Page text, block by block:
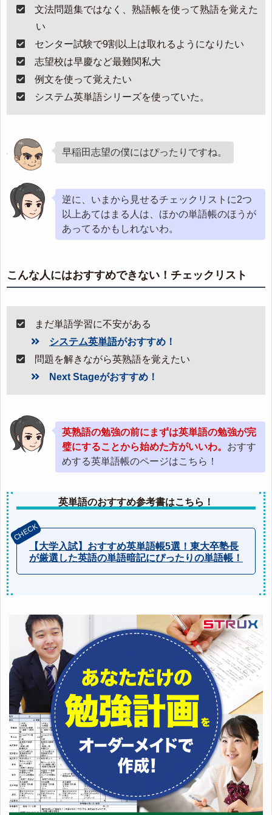
文法問題集ではなく、熟語帳を使って熟語を覚えた
い
センター試験で9割以上は取れるようになりたい
志望校は早慶など最難関私大
例文を使って覚えたい
システム英単語シリーズを使っていた。
早稲田志望の僕にはぴったりですね。
逆に、いまから見せるチェックリストに2つ
以上あてはまる人は、ほかの単語帳のほうが
あってるかもしれないわ。
こんな人にはおすすめできない！チェックリスト
まだ単語学習に不安がある
システム英単語がおすすめ！
問題を解きながら英熟語を覚えたい
Next Stageがおすすめ！
英熟語の勉強の前にまずは英単語の勉強が完
璧にすることから始めた方がいいわ。 おすす
めする英単語帳のページはこちら！
英単語のおすすめ参考書はこちら！
【大学入試】おすすめ英単語帳5選！東大卒塾長
が厳選した英語の単語暗記にぴったりの単語帳！